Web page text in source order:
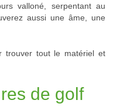
valloné, serpentant au
aussi une âme, une
trouver tout le matériel et
de golf